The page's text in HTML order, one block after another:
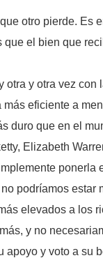
otro pierde.
el bien que
y otra vez
eficiente a
duro que en el
Elizabeth
podríamos estar
elevados a
y no
y voto a su